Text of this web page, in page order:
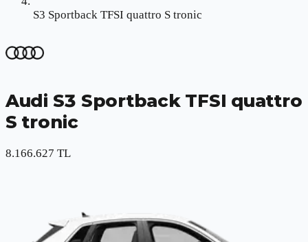
S3 Sportback TFSI quattro S tronic
Audi S3 Sportback TFSI quattro
S tronic
8.166.627 TL